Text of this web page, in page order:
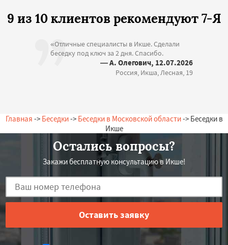
9 из 10 клиентов рекомендуют 7-Я
«Отличные специалисты в Икше. Сделали
беседку под ключ за 2 дня. Спасибо.
— А. Олегович, 12.07.2026
Россия, Икша, Лесная, 19
Главная -> Беседки-> Беседки в Московской области-> Беседки в
Икше
Остались вопросы?
Закажи бесплатную консультацию в Икше!